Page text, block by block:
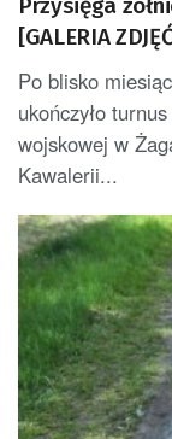
[GALERIA
Po blisko
ukończyło
wojskowej w
Kawalerii...